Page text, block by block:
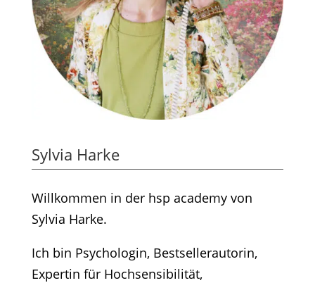
Sylvia Harke
Willkommen in der hsp academy von
Sylvia Harke.
Ich bin Psychologin, Bestsellerautorin,
Expertin für Hochsensibilität,